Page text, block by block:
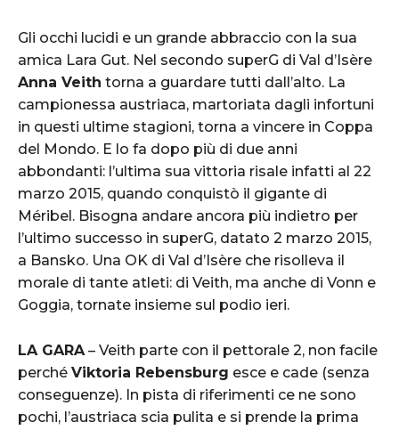
Gli occhi lucidi e un grande abbraccio con la sua
amica Lara Gut. Nel secondo superG di Val d’Isère
Anna Veith torna a guardare tutti dall’alto. La
campionessa austriaca, martoriata dagli infortuni
in questi ultime stagioni, torna a vincere in Coppa
del Mondo. E lo fa dopo più di due anni
abbondanti: l’ultima sua vittoria risale infatti al 22
marzo 2015, quando conquistò il gigante di
Méribel. Bisogna andare ancora più indietro per
l’ultimo successo in superG, datato 2 marzo 2015,
a Bansko. Una OK di Val d’Isère che risolleva il
morale di tante atleti: di Veith, ma anche di Vonn e
Goggia, tornate insieme sul podio ieri.
LA GARA– Veith parte con il pettorale 2, non facile
perché Viktoria Rebensburg esce e cade (senza
conseguenze). In pista di riferimenti ce ne sono
pochi, l’austriaca scia pulita e si prende la prima